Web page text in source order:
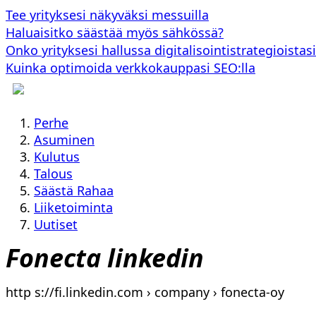
Tee yrityksesi näkyväksi messuilla
Haluaisitko säästää myös sähkössä?
Onko yrityksesi hallussa
Kuinka optimoida verkkokauppasi SEO:lla
Perhe
Asuminen
Kulutus
Talous
Säästä Rahaa
Liiketoiminta
Uutiset
Fonecta linkedin
http s://fi.linkedin.com › company › fonecta-oy